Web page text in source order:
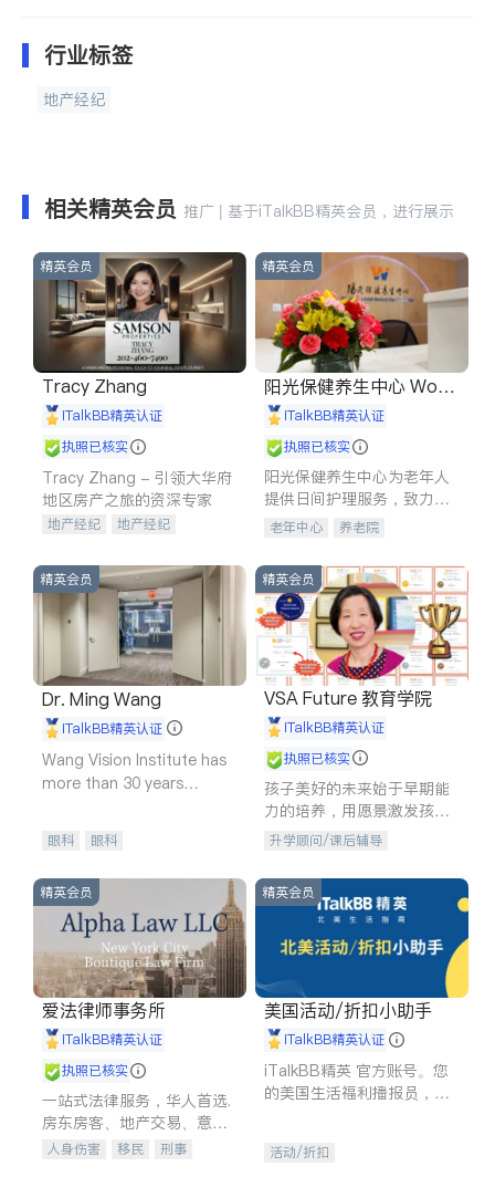
行业标签
地产经纪
相关精英会员 推广 | 基于iTalkBB精英会员，进行展示
精英会员
Tracy Zhang
iTalkBB精英认证
执照已核实
Tracy Zhang - 引领大华府
地区房产之旅的资深专家
地产经纪
地产经纪
商铺租售
开发商建商
精英会员
阳光保健养生中心 World
shine
iTalkBB精英认证
执照已核实
阳光保健养生中心为老年人
提供日间护理服务，致力于
通过持续的护理创新来有效
老年中心 养老院
精英会员
Dr. Ming Wang
iTalkBB精英认证
Wang Vision Institute has
more than 30 years
眼科 眼科
精英会员
VSA Future 教育学院
iTalkBB精英认证
执照已核实
孩子美好的未来始于早期能
力的培养，用愿景激发孩子
的学习潜力和动力。理念：
拥有成长型心态是成功的基
石。
升学顾问/课后辅导
精英会员
爱法律师事务所
iTalkBB精英认证
执照已核实
一站式法律服务，华人首选.
房东房客、地产交易、意外
伤害、车祸重伤、商业诉
人身伤害 移民
刑事
精英会员
美国活动/折扣小助手
iTalkBB精英认证
iTalkBB精英 官方账号。您
的美国生活福利播报员，精
专属福利。
活动/折扣